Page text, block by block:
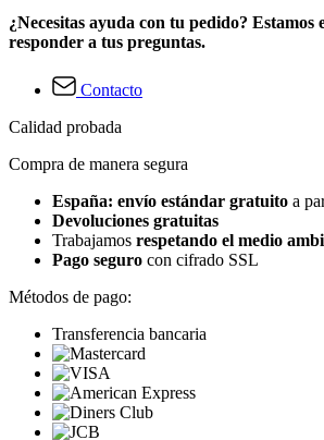
¿Necesitas ayuda con tu pedido? Estamos
responder a tus preguntas.
Contacto
Calidad probada
Compra de manera segura
España: envío estándar gratuito a
Devoluciones gratuitas
Trabajamos respetando el medio
Pago seguro con cifrado SSL
Métodos de pago:
Transferencia bancaria